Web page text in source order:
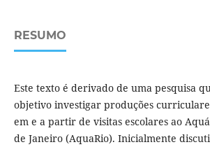
RESUMO
Este texto é derivado de uma pesquisa
objetivo investigar produções
em e a partir de visitas escolares ao
de Janeiro (AquaRio). Inicialmente